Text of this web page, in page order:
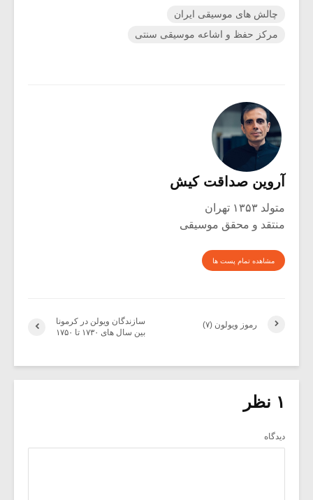
چالش های موسیقی ایران
مرکز حفظ و اشاعه موسیقی سنتی
آروین صداقت کیش
متولد ۱۳۵۳ تهران
منتقد و محقق موسیقی
مشاهده تمام پست ها
سازندگان ویولن در کرمونا
بین سال های ۱۷۳۰ تا ۱۷۵۰
رموز ویولون (۷)
۱ نظر
دیدگاه